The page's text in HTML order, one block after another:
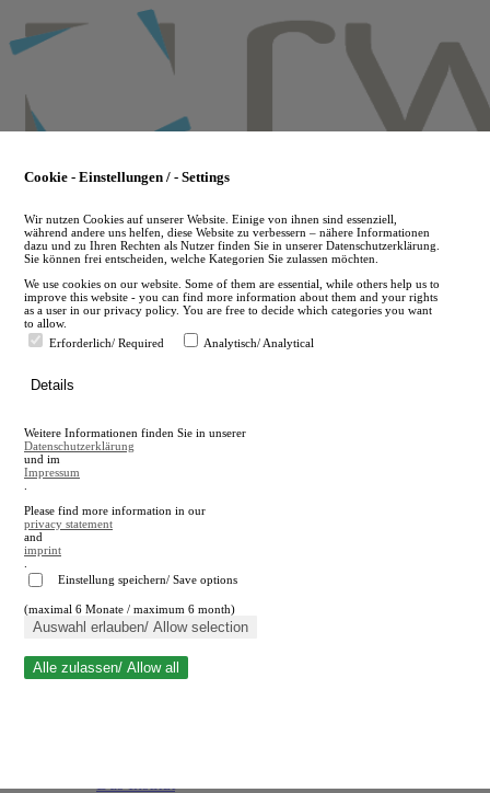
to
main
en
A
A
Suche schließen
Cookie - Einstellungen / - Settings
Wir nutzen Cookies auf unserer Website. Einige von ihnen sind essenziell,
während andere uns helfen, diese Website zu verbessern – nähere Informationen
dazu und zu Ihren Rechten als Nutzer finden Sie in unserer Datenschutzerklärung.
Sie können frei entscheiden, welche Kategorien Sie zulassen möchten.
We use cookies on our website. Some of them are essential, while others help us to
improve this website - you can find more information about them and your rights
as a user in our privacy policy. You are free to decide which categories you want
to allow.
Erforderlich/ Required
Analytisch/ Analytical
Details
Weitere Informationen finden Sie in unserer
Datenschutzerklärung
und im
Impressum
Please find more information in our
privacy statement
and
imprint
Einstellung speichern/ Save options
(maximal 6 Monate / maximum 6 month)
Auswahl erlauben/ Allow selection
Alle zulassen/ Allow all